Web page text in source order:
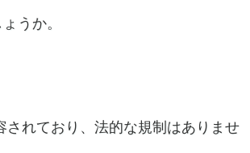
うか。
れており、法的な規制はありませ